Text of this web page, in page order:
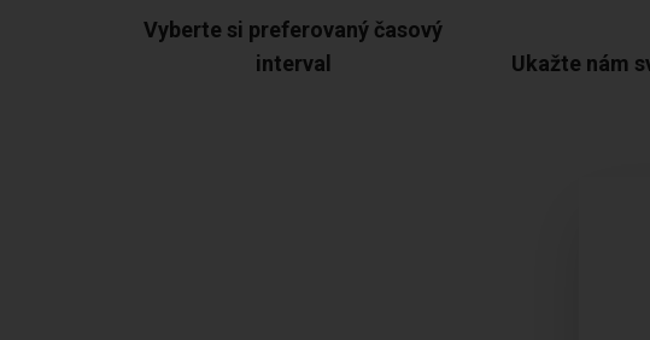
Vyberte si preferovaný časový
interval
Ukažte nám